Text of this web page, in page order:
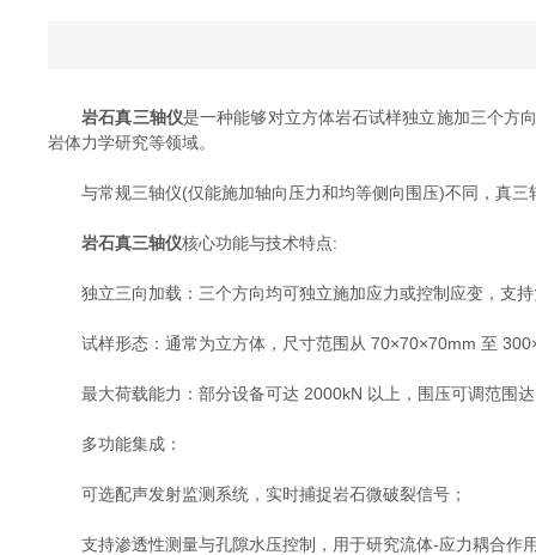
岩石真三轴仪‌是一种能够对立方体岩石试样独立施加三个方
岩体力学研究等领域。
与常规三轴仪(仅能施加轴向压力和均等侧向围压)不同，真三
岩石真三轴仪‌核心功能与技术特点:
独立三向加载‌：三个方向均可独立施加应力或控制应变，支持
试样形态‌：通常为立方体，尺寸范围从 ‌70×70×70mm 至
最大荷载能力‌：部分设备可达 ‌2000kN 以上‌，围压可调范围
‌多功能集成‌：
可选配‌声发射监测系统‌，实时捕捉岩石微破裂信号；
支持‌渗透性测量‌与‌孔隙水压控制‌，用于研究流体-应力耦合作